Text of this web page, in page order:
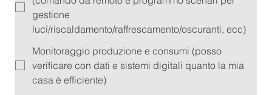
gestione
luci/riscaldamento/raffrescamento/oscuranti, ecc)
Monitoraggio produzione e consumi (posso
verificare con dati e sistemi digitali quanto la mia
casa è efficiente)